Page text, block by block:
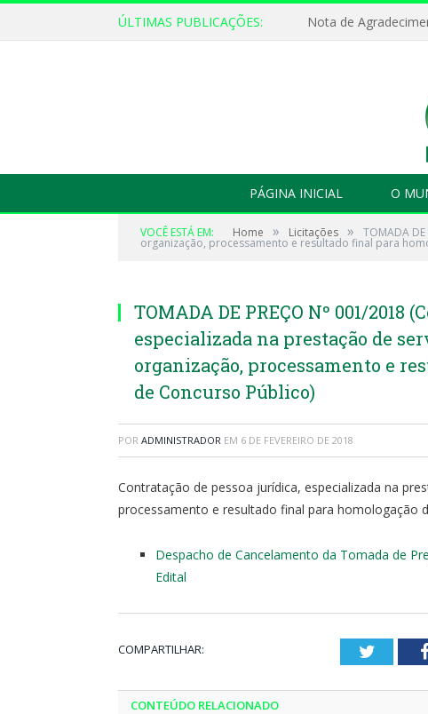
ÚLTIMAS PUBLICAÇÕES: Nota de
PÁGINA INICIAL O
VOCÊ ESTÁ EM: Home » Licitações » TOMADA
organização, processamento e resultado final para
TOMADA DE PREÇO Nº 001/2018
especializada na prestação de
organização, processamento e
de Concurso Público)
POR ADMINISTRADOR EM 6 DE FEVEREIRO DE 2018
Contratação de pessoa jurídica, especializada na
processamento e resultado final para homologação
Despacho de Cancelamento da Tomada de
Edital
COMPARTILHAR: Twitter
CONTEÚDO RELACIONADO